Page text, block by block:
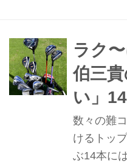
ラク
伯三
い」
数々の難
けるトッ
ぶ14本に